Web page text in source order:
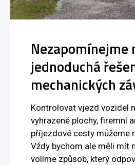
Nezapomínejme
jednoduchá
mechanických
Kontrolovat vjezd vozidel
vyhrazené plochy, firemní
příjezdové cesty můžeme
Vždy bychom ale měli mít
volíme způsob, který